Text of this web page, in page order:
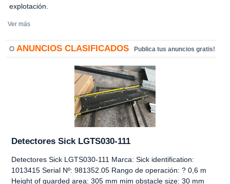
explotación.
Ver más
ANUNCIOS CLASIFICADOS Publica tus anuncios gratis!
Detectores Sick LGTS030-111
Detectores Sick LGTS030-111 Marca: Sick identification:
1013415 Serial Nº: 981352.05 Rango de operación: ? 0,6 m
Height of guarded area: 305 mm mim obstacle size: 30 mm